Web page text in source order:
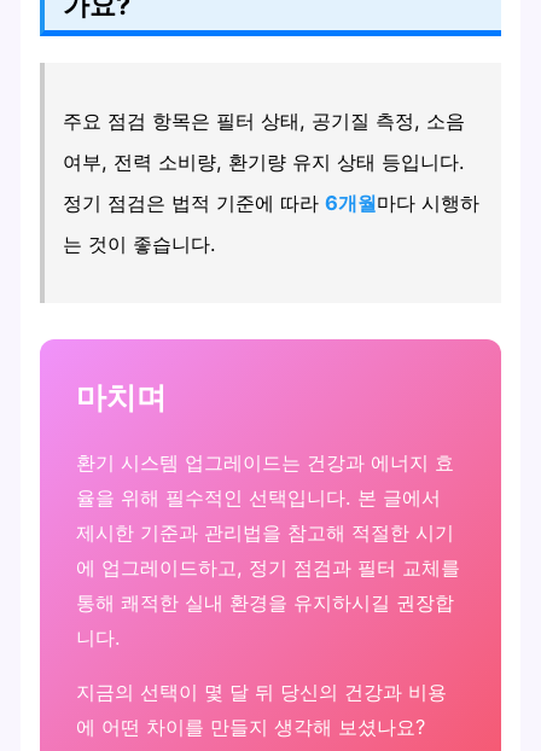
주요 점검 항목은 필터 상태, 공기질 측정, 소음
여부, 전력 소비량, 환기량 유지 상태 등입니다.
정기 점검은 법적 기준에 따라6개월마다 시행하
는 것이 좋습니다.
마치며
환기 시스템 업그레이드는 건강과 에너지 효
율을 위해 필수적인 선택입니다. 본 글에서
제시한 기준과 관리법을 참고해 적절한 시기
에 업그레이드하고, 정기 점검과 필터 교체를
통해 쾌적한 실내 환경을 유지하시길 권장합
니다.
지금의 선택이 몇 달 뒤 당신의 건강과 비용
에 어떤 차이를 만들지 생각해 보셨나요?